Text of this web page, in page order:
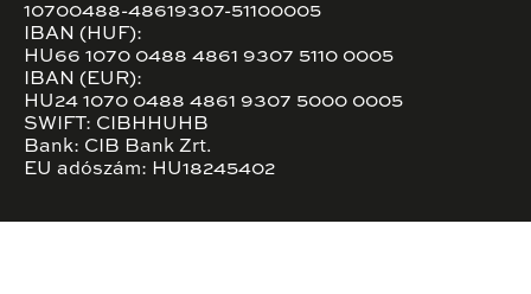
10700488-48619307-51100005
IBAN (HUF):
HU66 1070 0488 4861 9307 5110 0005
IBAN (EUR):
HU24 1070 0488 4861 9307 5000 0005
SWIFT: CIBHHUHB
Bank: CIB Bank Zrt.
EU adószám: HU18245402